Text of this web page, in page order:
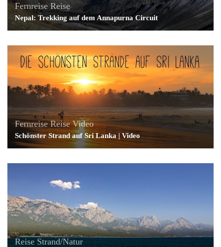
Fernreise Reise
Nepal: Trekking auf dem Annapurna Circuit
Fernreise Reise Video
Schönster Strand auf Sri Lanka | Video
Reise Strand/Natur